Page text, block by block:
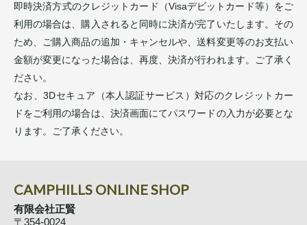
即時決済方式のクレジットカード（Visaデビットカード等）をご
利用の場合は、購入されると同時に決済が完了いたします。その
ため、ご購入商品の追加・キャンセルや、送料変更等のお支払い
金額が変更になった場合は、再度、決済が行われます。ご了承く
ださい。
なお、3Dセキュア（本人認証サービス）対応のクレジットカー
ドをご利用の場合は、決済画面にてパスワードの入力が必要とな
ります。ご了承ください。
CAMPHILLS ONLINE SHOP
有限会社正賢
〒354-0024